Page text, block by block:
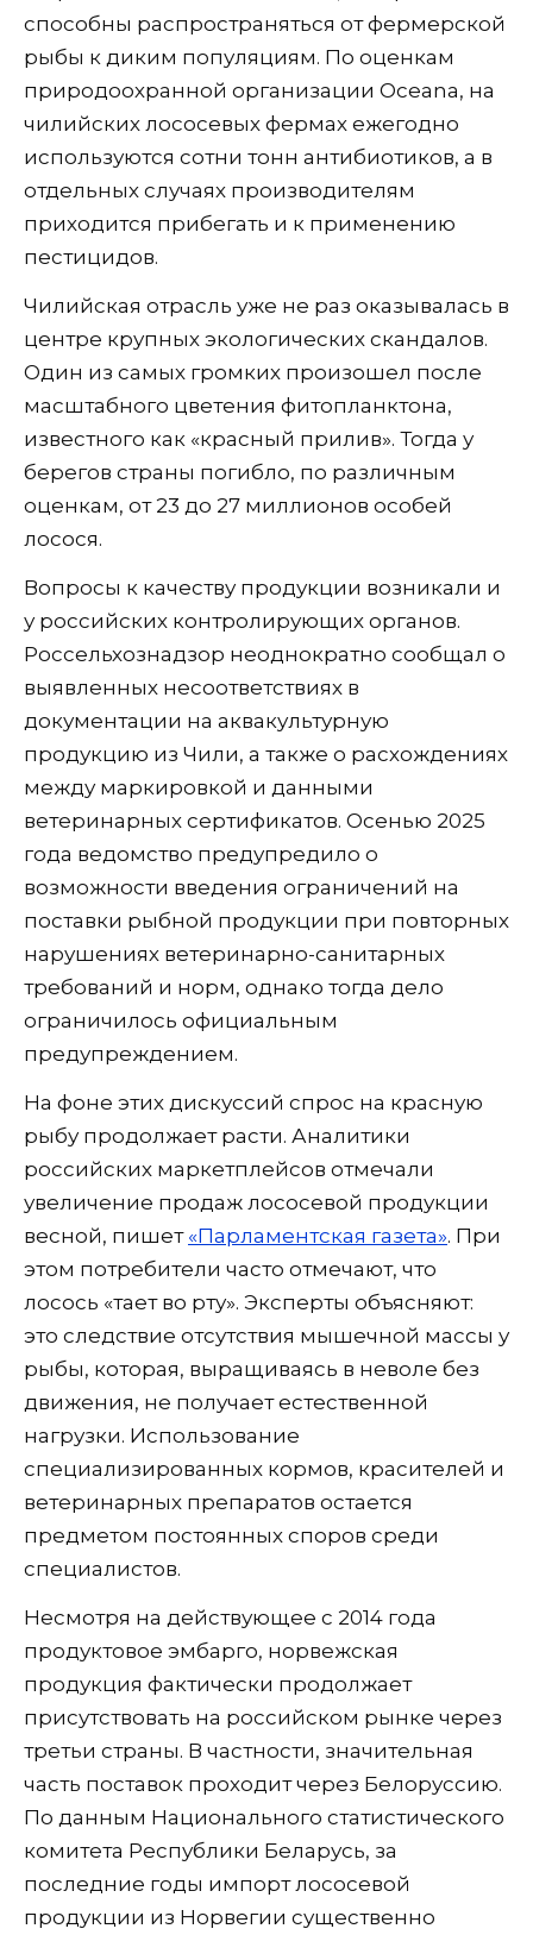
способны распространяться от фермерской
рыбы к диким популяциям. По оценкам
природоохранной организации Oceana, на
чилийских лососевых фермах ежегодно
используются сотни тонн антибиотиков, а в
отдельных случаях производителям
приходится прибегать и к применению
пестицидов.
Чилийская отрасль уже не раз оказывалась в
центре крупных экологических скандалов.
Один из самых громких произошел после
масштабного цветения фитопланктона,
известного как «красный прилив». Тогда у
берегов страны погибло, по различным
оценкам, от 23 до 27 миллионов особей
лосося.
Вопросы к качеству продукции возникали и
у российских контролирующих органов.
Россельхознадзор неоднократно сообщал о
выявленных несоответствиях в
документации на аквакультурную
продукцию из Чили, а также о расхождениях
между маркировкой и данными
ветеринарных сертификатов. Осенью 2025
года ведомство предупредило о
возможности введения ограничений на
поставки рыбной продукции при повторных
нарушениях ветеринарно-санитарных
требований и норм, однако тогда дело
ограничилось официальным
предупреждением.
На фоне этих дискуссий спрос на красную
рыбу продолжает расти. Аналитики
российских маркетплейсов отмечали
увеличение продаж лососевой продукции
весной, пишет «Парламентская газета». При
этом потребители часто отмечают, что
лосось «тает во рту». Эксперты объясняют:
это следствие отсутствия мышечной массы у
рыбы, которая, выращиваясь в неволе без
движения, не получает естественной
нагрузки. Использование
специализированных кормов, красителей и
ветеринарных препаратов остается
предметом постоянных споров среди
специалистов.
Несмотря на действующее с 2014 года
продуктовое эмбарго, норвежская
продукция фактически продолжает
присутствовать на российском рынке через
третьи страны. В частности, значительная
часть поставок проходит через Белоруссию.
По данным Национального статистического
комитета Республики Беларусь, за
последние годы импорт лососевой
продукции из Норвегии существенно